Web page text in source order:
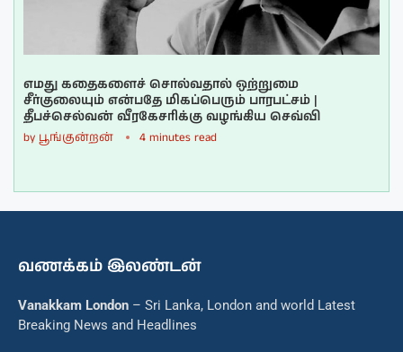
எமது கதைகளைச் சொல்வதால் ஒற்றுமை
சீர்குலையும் என்பதே மிகப்பெரும் பாரபட்சம் |
தீபச்செல்வன் வீரகேசரிக்கு வழங்கிய செவ்வி
by பூங்குன்றன் 4 minutes read
வணக்கம் இலண்டன்
Vanakkam London – Sri Lanka, London and world Latest
Breaking News and Headlines